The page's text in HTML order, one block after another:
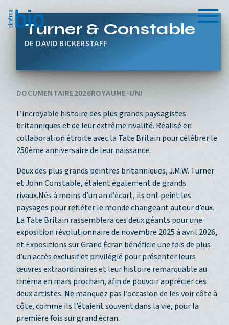
Menu
Turner & Constable
DAVID BICKERSTAFF
DOCUMENTAIRE2026ROYAUME-UNI
L’incroyable histoire des plus grands paysagistes
britanniques et de leur extrême rivalité. Réalisé en
collaboration étroite avec la Tate Britain pour célébrer le
250ème anniversaire de leur naissance.
Deux des plus grands peintres britanniques, J.M.W. Turner
et John Constable, étaient également de grands
rivaux.Nés à moins d’un an d’écart, ils ont peint les
paysages pour refléter le monde changeant autour d’eux.
La Tate Britain rassemblera ces deux géants pour une
exposition révolutionnaire de novembre 2025 à avril 2026,
et Expositions sur Grand Ėcran bénéficie une fois de plus
d’un accès exclusif et privilégié pour présenter leurs
œuvres extraordinaires et leur histoire remarquable au
cinéma en mars prochain, afin de pouvoir apprécier ces
deux artistes. Ne manquez pas l’occasion de les voir côte à
côte, comme ils l’étaient souvent dans la vie, pour la
première fois sur grand écran.